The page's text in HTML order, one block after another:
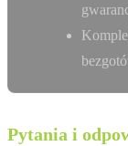
Pytania i